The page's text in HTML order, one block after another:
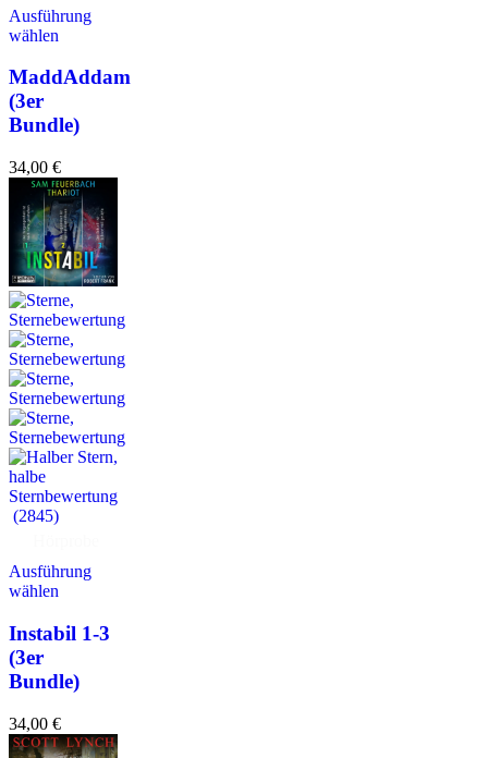
Ausführung
wählen
MaddAddam
(3er
Bundle)
34,00 €
(2845)
Ausführung
wählen
Instabil 1-3
(3er
Bundle)
34,00 €